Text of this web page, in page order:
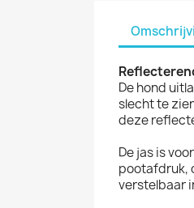
De hond
slecht te
deze
De jas is
pootafdruk,
verstelbaar